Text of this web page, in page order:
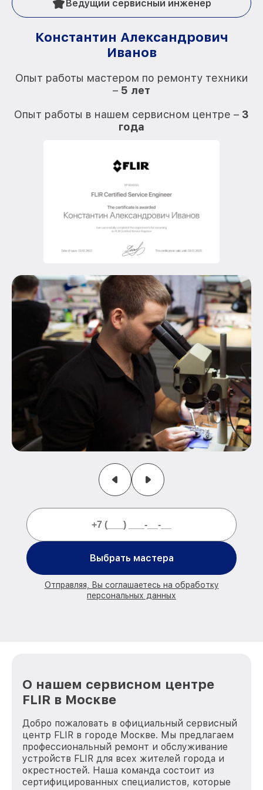
Ведущий сервисный инженер
Константин Александрович
Иванов
Опыт работы мастером по ремонту техники
– 5 лет
Опыт работы в нашем сервисном центре – 3
года
Выбрать мастера
Отправляя, Вы соглашаетесь на обработку
персональных данных
О нашем сервисном центре
FLIR в Москве
Добро пожаловать в официальный сервисный
центр FLIR в городе Москве. Мы предлагаем
профессиональный ремонт и обслуживание
устройств FLIR для всех жителей города и
окрестностей. Наша команда состоит из
сертифицированных специалистов, которые